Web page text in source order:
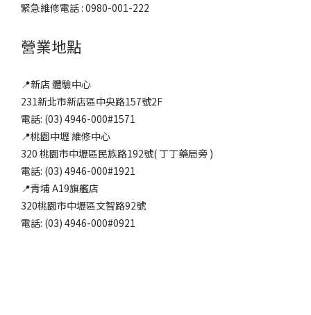
緊急維修電話 : 0980-001-222
營業地點
📍新店 體驗中心
231新北市新店區中央路157號2F
電話: (03) 4946-000#1571
📍桃園中壢 維修中心
320 桃園市中壢區民族路192號( 丁丁藥局旁 )
電話: (03) 4946-000#1921
📍青埔 A19旗艦店
320桃園市中壢區文智路92號
電話: (03) 4946-000#0921